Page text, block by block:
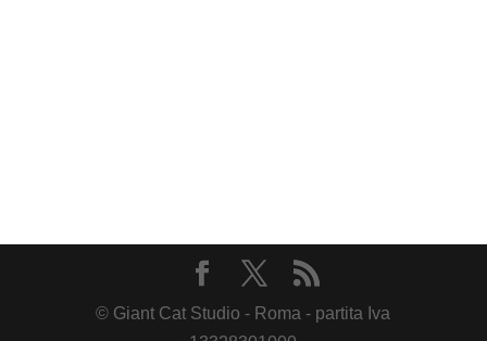
© Giant Cat Studio - Roma - partita Iva